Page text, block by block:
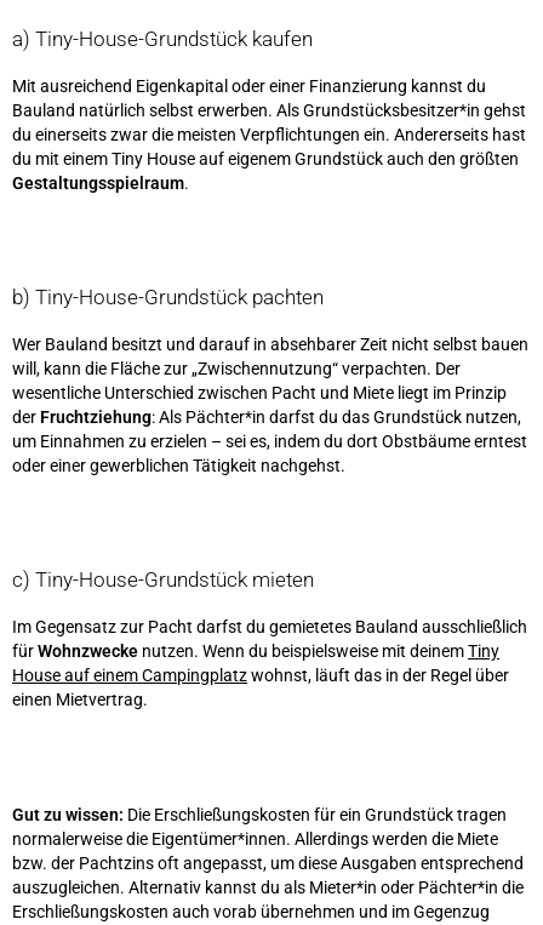
a) Tiny-House-Grundstück kaufen
Mit ausreichend Eigenkapital oder einer Finanzierung kannst du
Bauland natürlich selbst erwerben. Als Grundstücksbesitzer*in gehst
du einerseits zwar die meisten Verpflichtungen ein. Andererseits hast
du mit einem Tiny House auf eigenem Grundstück auch den größten
Gestaltungsspielraum.
b) Tiny-House-Grundstück pachten
Wer Bauland besitzt und darauf in absehbarer Zeit nicht selbst bauen
will, kann die Fläche zur „Zwischennutzung“ verpachten. Der
wesentliche Unterschied zwischen Pacht und Miete liegt im Prinzip
der Fruchtziehung: Als Pächter*in darfst du das Grundstück nutzen,
um Einnahmen zu erzielen – sei es, indem du dort Obstbäume erntest
oder einer gewerblichen Tätigkeit nachgehst.
c) Tiny-House-Grundstück mieten
Im Gegensatz zur Pacht darfst du gemietetes Bauland ausschließlich
fürWohnzwecke nutzen. Wenn du beispielsweise mit deinemTiny
House auf einem Campingplatzwohnst, läuft das in der Regel über
einen Mietvertrag.
Gut zu wissen: Die Erschließungskosten für ein Grundstück tragen
normalerweise die Eigentümer*innen. Allerdings werden die Miete
bzw. der Pachtzins oft angepasst, um diese Ausgaben entsprechend
auszugleichen. Alternativ kannst du als Mieter*in oder Pächter*in die
Erschließungskosten auch vorab übernehmen und im Gegenzug